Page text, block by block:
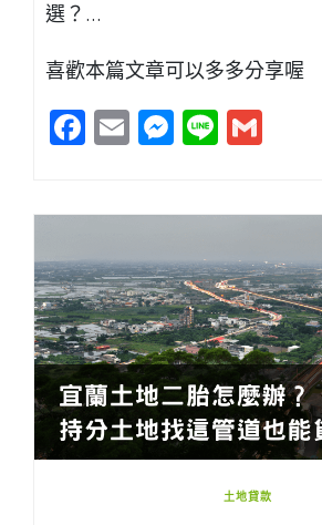
選？…
喜歡本篇文章可以多多分享喔
Facebook
EmailMessenger
Line
土地貸款